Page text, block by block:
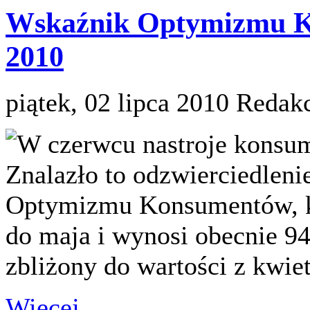
Wskaźnik Optymizmu
2010
piątek, 02 lipca 2010
W czerwcu nastroje
Znalazło to
Optymizmu Konsumentów,
do maja i wynosi obecnie
zbliżony do wartości z